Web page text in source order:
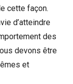
cette façon.
d’atteindre
des
devons être
et